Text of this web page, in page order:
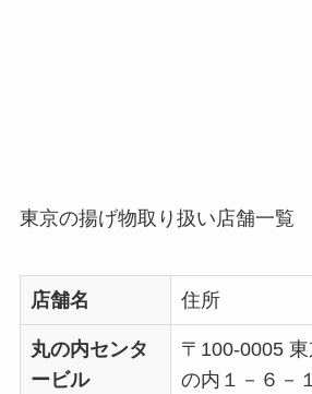
東京の揚げ物取り扱い店舗一覧
店舗名 住所
丸の内センタ
ービル
〒100-0005
の内１－６－１